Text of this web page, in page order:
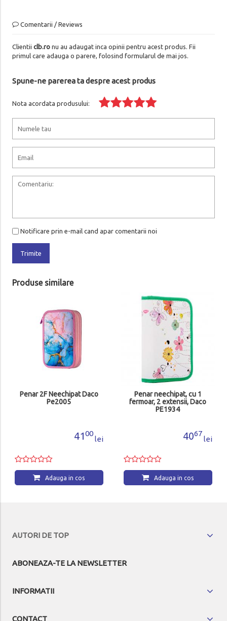
Comentarii / Reviews
Clientii clb.ronu au adaugat inca opinii pentru acest produs. Fii
primul care adauga o parere, folosind formularul de mai jos.
Spune-ne parerea ta despre acest produs
Nota acordata produsului:
Notificare prin e-mail cand apar comentarii noi
Trimite
Produse similare
Penar 2F Neechipat Daco
Pe2005
4100
lei
Adauga in cos
Penar neechipat, cu 1
fermoar, 2 extensii, Daco
PE1934
4067
lei
Adauga in cos
AUTORI DE TOP
ABONEAZA-TE LA NEWSLETTER
INFORMATII
CONTACT